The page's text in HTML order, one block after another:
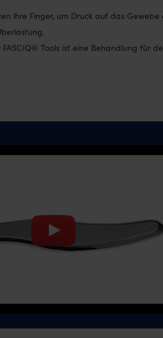
ihre Finger, um Druck auf das
Tools ist eine Behandlung für